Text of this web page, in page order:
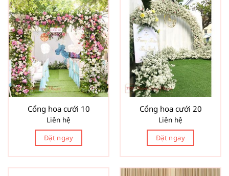
Cổng hoa cưới 10
Liên hệ
Đặt ngay
Cổng hoa cưới 20
Liên hệ
Đặt ngay